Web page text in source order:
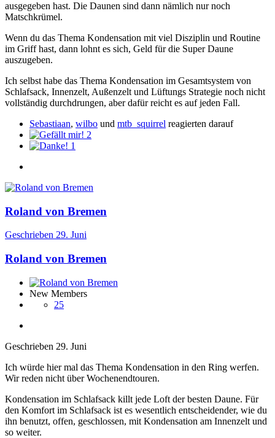
ausgegeben hast. Die Daunen sind dann nämlich nur noch
Matschkrümel.
Wenn du das Thema Kondensation mit viel Disziplin und Routine
im Griff hast, dann lohnt es sich, Geld für die Super Daune
auszugeben.
Ich selbst habe das Thema Kondensation im Gesamtsystem von
Schlafsack, Innenzelt, Außenzelt und Lüftungs Strategie noch nicht
vollständig durchdrungen, aber dafür reicht es auf jeden Fall.
Sebastiaan, wilbo und mtb_squirrel reagierten darauf
2
1
Roland von Bremen
Geschrieben 29. Juni
Roland von Bremen
New Members
25
Geschrieben 29. Juni
Ich würde hier mal das Thema Kondensation in den Ring werfen.
Wir reden nicht über Wochenendtouren.
Kondensation im Schlafsack killt jede Loft der besten Daune. Für
den Komfort im Schlafsack ist es wesentlich entscheidender, wie du
ihn benutzt, offen, geschlossen, mit Kondensation am Innenzelt und
so weiter.